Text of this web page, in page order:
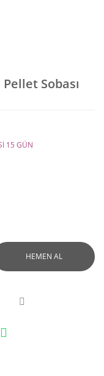
Sobası
15 GÜN
HEMEN AL